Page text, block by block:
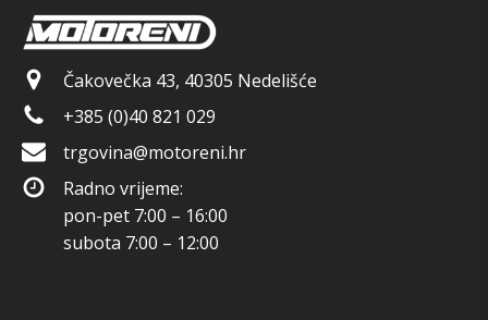
Čakovečka 43, 40305 Nedelišće
+385 (0)40 821 029
trgovina@motoreni.hr
Radno vrijeme:
pon-pet 7:00 – 16:00
subota 7:00 – 12:00